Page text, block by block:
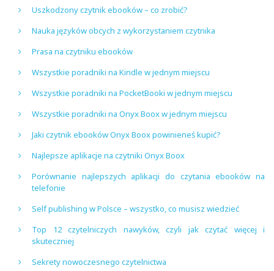
Uszkodzony czytnik ebooków – co zrobić?
Nauka języków obcych z wykorzystaniem czytnika
Prasa na czytniku ebooków
Wszystkie poradniki na Kindle w jednym miejscu
Wszystkie poradniki na PocketBooki w jednym miejscu
Wszystkie poradniki na Onyx Boox w jednym miejscu
Jaki czytnik ebooków Onyx Boox powinieneś kupić?
Najlepsze aplikacje na czytniki Onyx Boox
Porównanie najlepszych aplikacji do czytania ebooków na
telefonie
Self publishing w Polsce – wszystko, co musisz wiedzieć
Top 12 czytelniczych nawyków, czyli jak czytać więcej i
skuteczniej
Sekrety nowoczesnego czytelnictwa